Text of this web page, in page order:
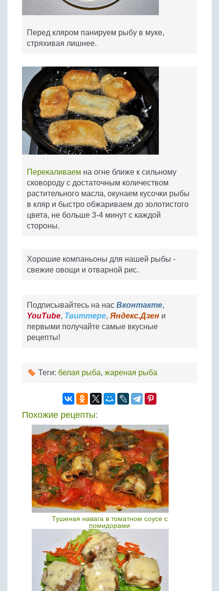
Перед кляром панируем рыбу в муке,
стряхивая лишнее.
Перекаливаем на огне ближе к сильному
сковороду с достаточным количеством
растительного масла, окунаем кусочки рыбы
в кляр и быстро обжариваем до золотистого
цвета, не больше 3-4 минут с каждой
стороны.
Хорошие компаньоны для нашей рыбы -
свежие овощи и отварной рис.
Подписывайтесь на нас Вконтакте,
YouTube, Твиттере, Яндекс.Дзен и
первыми получайте самые вкусные
рецепты!
Теги: белая рыба, жареная рыба
Похожие рецепты:
Тушеная навага в томатном соусе с
помидорами